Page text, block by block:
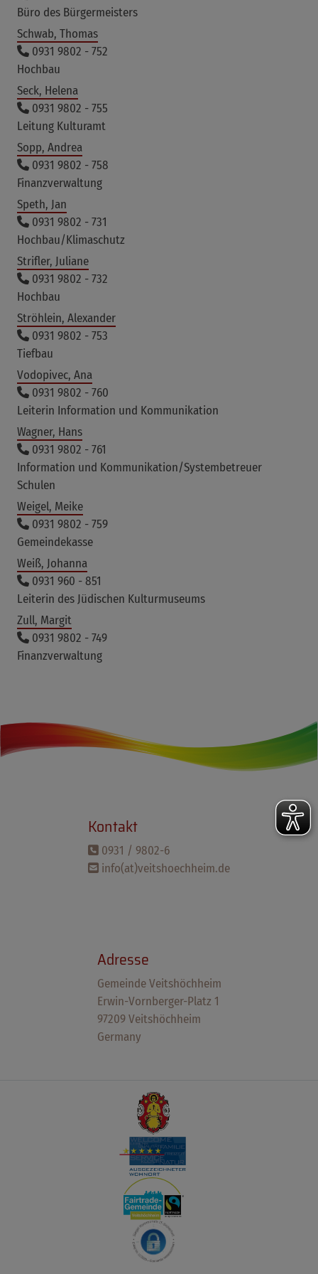
Büro des Bürgermeisters
Schwab, Thomas
0931 9802 - 752
Hochbau
Seck, Helena
0931 9802 - 755
Leitung Kulturamt
Sopp, Andrea
0931 9802 - 758
Finanzverwaltung
Speth, Jan
0931 9802 - 731
Hochbau/Klimaschutz
Strifler, Juliane
0931 9802 - 732
Hochbau
Ströhlein, Alexander
0931 9802 - 753
Tiefbau
Vodopivec, Ana
0931 9802 - 760
Leiterin Information und Kommunikation
Wagner, Hans
0931 9802 - 761
Information und Kommunikation/Systembetreuer
Schulen
Weigel, Meike
0931 9802 - 759
Gemeindekasse
Weiß, Johanna
0931 960 - 851
Leiterin des Jüdischen Kulturmuseums
Zull, Margit
0931 9802 - 749
Finanzverwaltung
Kontakt
0931 / 9802-6
info(at)veitshoechheim.de
Adresse
Gemeinde Veitshöchheim
Erwin-Vornberger-Platz 1
97209 Veitshöchheim
Germany